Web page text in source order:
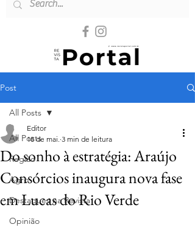
Post
All Posts
Região
Agro
Destaques na Revista
Opinião
All Posts
Do sonho à estratégia: Araújo
Consórcios inaugura nova fase
em Lucas do Rio Verde
Editor
18 de mai. 3 min de leitura